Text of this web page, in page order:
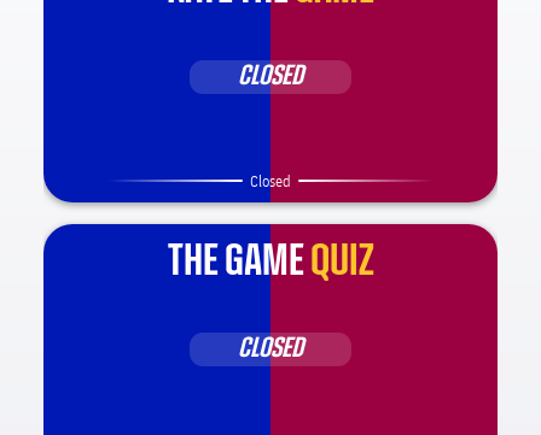
CLOSED
Closed
THE GAMEQUIZ
CLOSED